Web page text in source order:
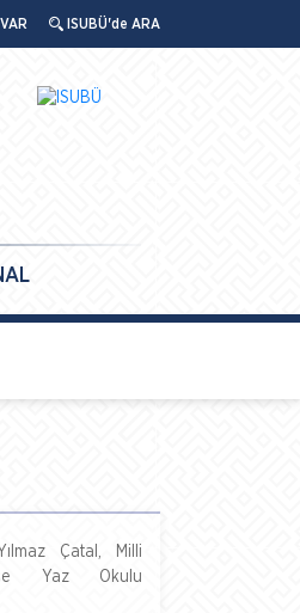
ISUBÜ'de ARA
Çatal, Milli
Yaz Okulu